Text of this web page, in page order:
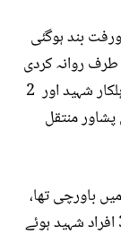
بند ہوگئی
روانہ کردی
گئی ہے، دہشتگردوں کے حملےمیں ایک پولیس اہلکار شہید اور 2
منتقل
باورچی تھا،
خودکش حملےمیں دو پولیس اہلکاروں سمیت 3 افراد شہید ہوئے